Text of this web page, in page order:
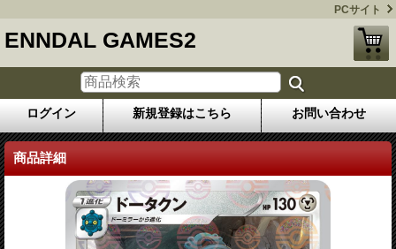
PCサイト
ENNDAL GAMES2
ログイン 新規登録はこちら お問い合わせ
商品詳細